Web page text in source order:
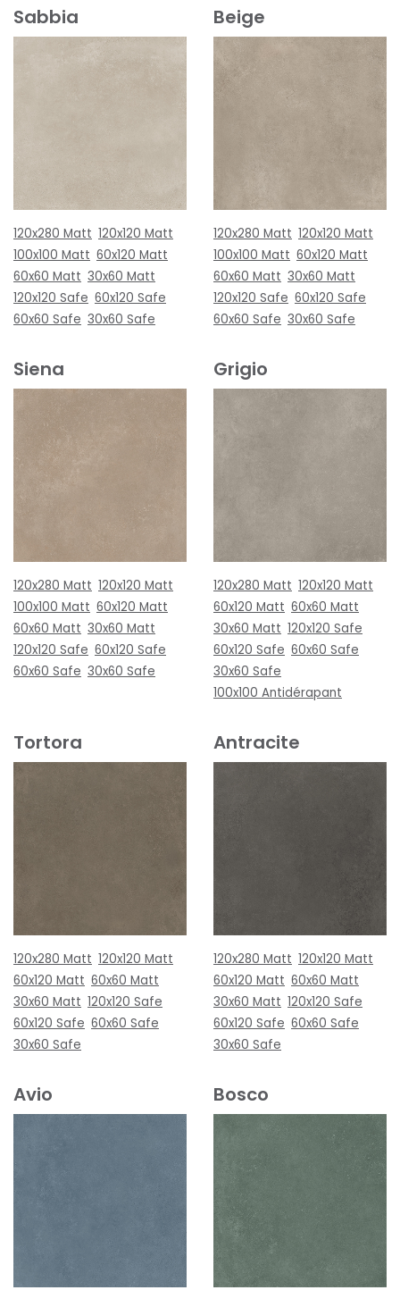
Sabbia
120x280 Matt 120x120 Matt
100x100 Matt 60x120 Matt
60x60 Matt 30x60 Matt
120x120 Safe 60x120 Safe
60x60 Safe 30x60 Safe
Beige
120x280 Matt 120x120 Matt
100x100 Matt 60x120 Matt
60x60 Matt 30x60 Matt
120x120 Safe 60x120 Safe
60x60 Safe 30x60 Safe
Siena
120x280 Matt 120x120 Matt
100x100 Matt 60x120 Matt
60x60 Matt 30x60 Matt
120x120 Safe 60x120 Safe
60x60 Safe 30x60 Safe
Grigio
120x280 Matt 120x120 Matt
60x120 Matt 60x60 Matt
30x60 Matt 120x120 Safe
60x120 Safe 60x60 Safe
30x60 Safe
100x100 Antidérapant
Tortora
120x280 Matt 120x120 Matt
60x120 Matt 60x60 Matt
30x60 Matt 120x120 Safe
60x120 Safe 60x60 Safe
30x60 Safe
Antracite
120x280 Matt 120x120 Matt
60x120 Matt 60x60 Matt
30x60 Matt 120x120 Safe
60x120 Safe 60x60 Safe
30x60 Safe
Avio Bosco